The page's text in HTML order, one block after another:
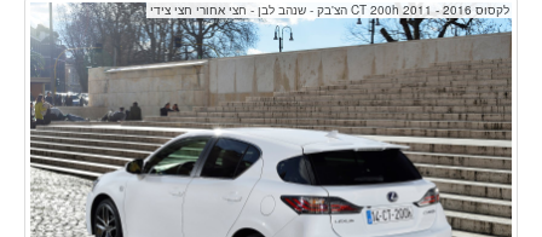
לקסוס CT 200h 2011 - 2016 הצ'בק - שנהב לבן - חצי אחורי חצי צידי